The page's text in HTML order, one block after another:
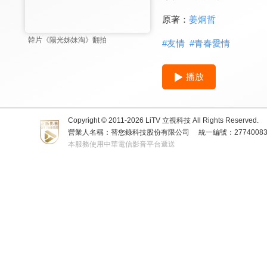
韓片《陽光姊妹淘》翻拍
原著： 姜炯哲
#友情 #青春愛情
播放
Copyright © 2011-2026 LiTV 立視科技 All Rights Reserved.
營業人名稱：替您錄科技股份有限公司
統一編號：
本服務使用中華電信影音平台遞送